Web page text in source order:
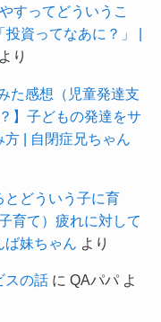
すってどういうこ
資ってなあに？」 |
より
た感想（児童発達支
】子どもの発達をサ
| 自閉症兄ちゃん
とどういう子に育
育て）疲れに対して
ば妹ちゃん より
スの話に QAパパよ